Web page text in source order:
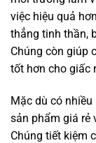
việc hiệu quả
thẳng tinh thần,
Chúng còn giúp
tốt hơn cho giấc
Mặc dù có
sản phẩm giá rẻ
Chúng tiết kiệm